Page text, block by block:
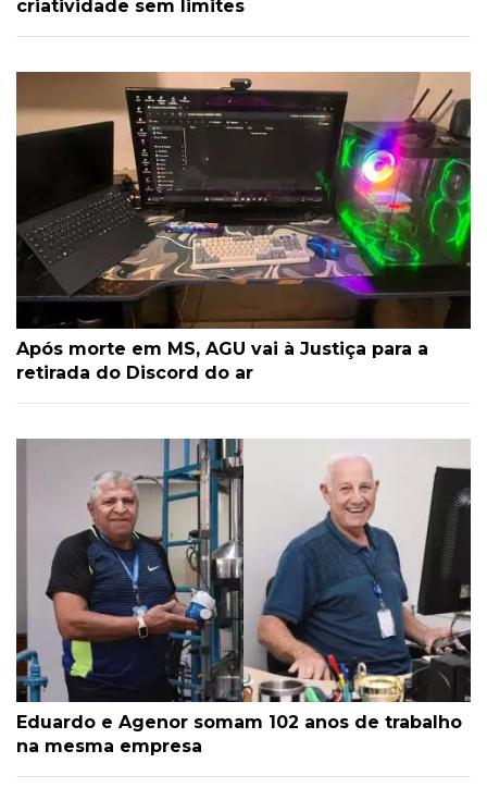
criatividade sem limites
Após morte em MS, AGU vai à Justiça para a
retirada do Discord do ar
Eduardo e Agenor somam 102 anos de trabalho
na mesma empresa